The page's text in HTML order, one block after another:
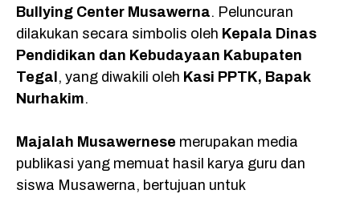
Bullying Center Musawerna. Peluncuran
dilakukan secara simbolis oleh Kepala Dinas
Pendidikan dan Kebudayaan Kabupaten
Tegal , yang diwakili oleh Kasi PPTK, Bapak
Nurhakim.
Majalah Musawernese merupakan media
publikasi yang memuat hasil karya guru dan
siswa Musawerna, bertujuan untuk